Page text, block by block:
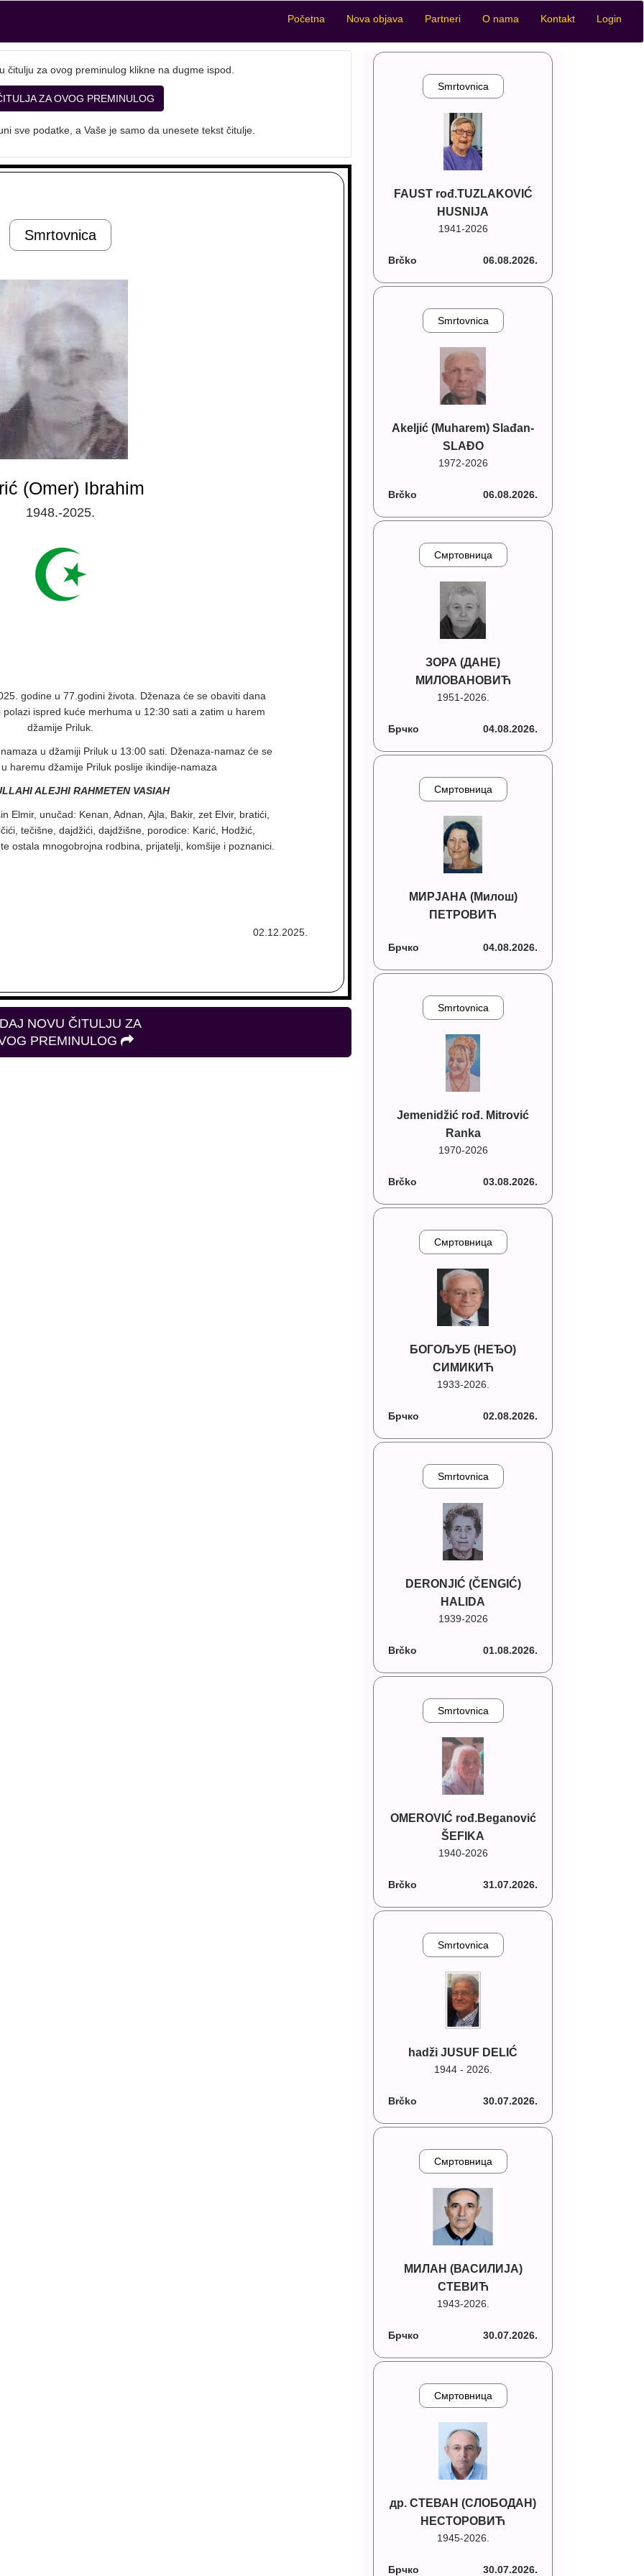
Početna Nova objava Partneri O nama Kontakt Login
čitulju za ovog preminulog klikne na dugme ispod.
ZA OVOG PREMINULOG
sve podatke, a Vaše je samo da unesete tekst čitulje.
Smrtovnica
(Omer) Ibrahim
1948.-2025.
godine u 77.godini života. Dženaza će se obaviti dana
ispred kuće merhuma u 12:30 sati a zatim u harem
džamije Priluk.
u džamiji Priluk u 13:00 sati. Dženaza-namaz će se
haremu džamije Priluk poslije ikindije-namaza
ALEJHI RAHMETEN VASIAH
Elmir, unučad: Kenan, Adnan, Ajla, Bakir, zet Elvir, bratići,
tečišne, dajdžići, dajdžišne, porodice: Karić, Hodžić,
ostala mnogobrojna rodbina, prijatelji, komšije i poznanici.
02.12.2025.
NOVU ČITULJU ZA
PREMINULOG
Smrtovnica
FAUST rođ.TUZLAKOVIĆ
HUSNIJA
1941-2026
Brčko 06.08.2026.
Smrtovnica
Akeljić (Muharem) Slađan-
SLAĐO
1972-2026
Brčko 06.08.2026.
Смртовница
ЗОРА (ДАНЕ)
МИЛОВАНОВИЋ
1951-2026.
Брчко 04.08.2026.
Смртовница
МИРЈАНА (Милош)
ПЕТРОВИЋ
Брчко 04.08.2026.
Smrtovnica
Jemenidžić rođ. Mitrović
Ranka
1970-2026
Brčko 03.08.2026.
Смртовница
БОГОЉУБ (НЕЂО)
СИМИКИЋ
1933-2026.
Брчко 02.08.2026.
Smrtovnica
DERONJIĆ (ČENGIĆ)
HALIDA
1939-2026
Brčko 01.08.2026.
Smrtovnica
OMEROVIĆ rođ.Beganović
ŠEFIKA
1940-2026
Brčko 31.07.2026.
Smrtovnica
hadži JUSUF DELIĆ
1944 - 2026.
Brčko 30.07.2026.
Смртовница
МИЛАН (ВАСИЛИЈА)
СТЕВИЋ
1943-2026.
Брчко 30.07.2026.
Смртовница
др. СТЕВАН (СЛОБОДАН)
НЕСТОРОВИЋ
1945-2026.
Брчко 30.07.2026.